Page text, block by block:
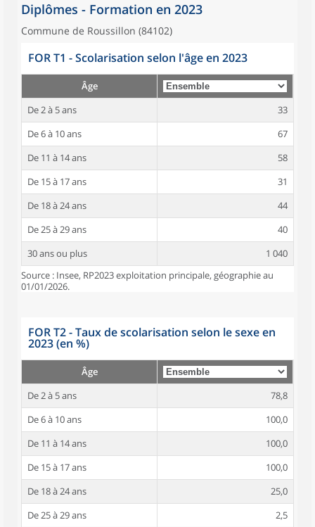
Diplômes - Formation en 2023
Commune de Roussillon (84102)
FOR T1 - Scolarisation selon l'âge en 2023
Âge
De 2 à 5 ans
33
De 6 à 10 ans
67
De 11 à 14 ans
58
De 15 à 17 ans
31
De 18 à 24 ans
44
De 25 à 29 ans
40
30 ans ou plus
1 040
Source : Insee, RP2023 exploitation principale, géographie au
01/01/2026.
FOR T2 - Taux de scolarisation selon le sexe en
2023 (en %)
Âge
De 2 à 5 ans
78,8
De 6 à 10 ans
100,0
De 11 à 14 ans
100,0
De 15 à 17 ans
100,0
De 18 à 24 ans
25,0
De 25 à 29 ans
2,5